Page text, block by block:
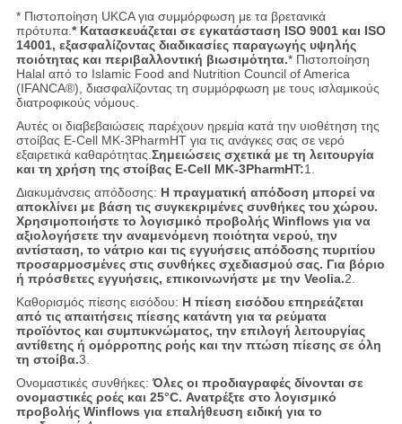
* Πιστοποίηση UKCA για συμμόρφωση με τα βρετανικά
πρότυπα. * Κατασκευάζεται σε εγκατάσταση ISO 9001 και ISO
14001, εξασφαλίζοντας διαδικασίες παραγωγής υψηλής
ποιότητας και περιβαλλοντική βιωσιμότητα.* Πιστοποίηση
Halal από το Islamic Food and Nutrition Council of America
(IFANCA®), διασφαλίζοντας τη συμμόρφωση με τους ισλαμικούς
διατροφικούς νόμους.
Αυτές οι διαβεβαιώσεις παρέχουν ηρεμία κατά την υιοθέτηση της
στοίβας E-Cell MK-3PharmHT για τις ανάγκες σας σε νερό
εξαιρετικά καθαρότητας. Σημειώσεις σχετικά με τη λειτουργία
και τη χρήση της στοίβας E-Cell MK-3PharmHT:1.
Διακυμάνσεις απόδοσης: Η πραγματική απόδοση μπορεί να
αποκλίνει με βάση τις συγκεκριμένες συνθήκες του χώρου.
Χρησιμοποιήστε το λογισμικό προβολής Winflows για να
αξιολογήσετε την αναμενόμενη ποιότητα νερού, την
αντίσταση, το νάτριο και τις εγγυήσεις απόδοσης πυριτίου
προσαρμοσμένες στις συνθήκες σχεδιασμού σας. Για βόριο
ή πρόσθετες εγγυήσεις, επικοινωνήστε με την Veolia.2.
Καθορισμός πίεσης εισόδου: Η πίεση εισόδου επηρεάζεται
από τις απαιτήσεις πίεσης κατάντη για τα ρεύματα
προϊόντος και συμπυκνώματος, την επιλογή λειτουργίας
αντίθετης ή ομόρροπης ροής και την πτώση πίεσης σε όλη
τη στοίβα.3.
Ονομαστικές συνθήκες: Όλες οι προδιαγραφές δίνονται σε
ονομαστικές ροές και 25°C. Ανατρέξτε στο λογισμικό
προβολής Winflows για επαλήθευση ειδική για το